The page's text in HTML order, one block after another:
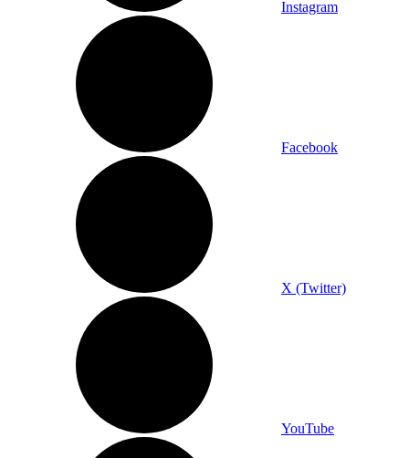
Instagram
Facebook
X (Twitter)
YouTube